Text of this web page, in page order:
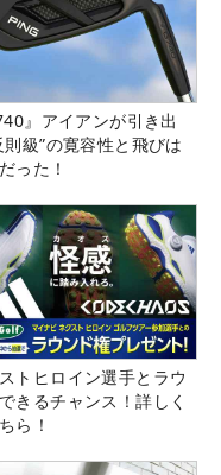
』アイアンが引き出
則級”の寛容性と飛びは
った！
トヒロイン選手とラウ
きるチャンス！詳しく
ら！